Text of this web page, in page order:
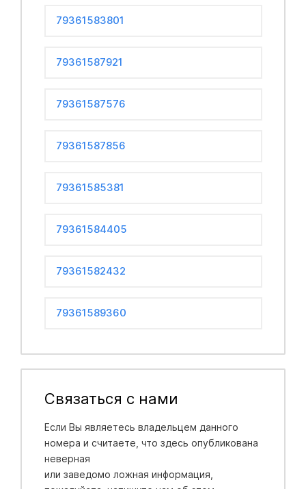
79361583801
79361587921
79361587576
79361587856
79361585381
79361584405
79361582432
79361589360
Связаться с нами
Если Вы являетесь владельцем данного
номера и считаете, что здесь опубликована
неверная
или заведомо ложная информация,